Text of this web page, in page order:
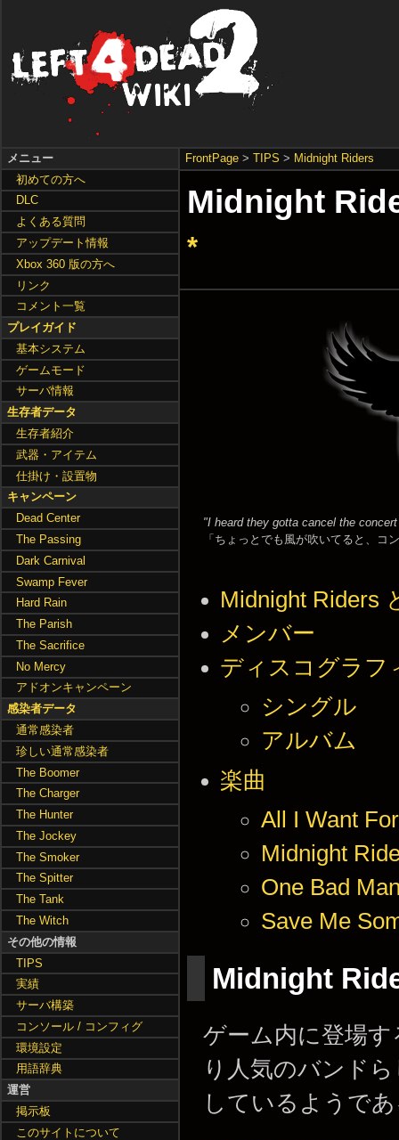
FrontPage >TIPS > Midnight Riders
Midnight
*
"I heard they gotta cancel the
「ちょっとでも風が吹いてると、コ
Midnight Riders
メンバー
ディスコグラフ
シングル
アルバム
楽曲
All I Want
Midnight
One Bad
Save Me
Midnight
ゲーム内に登場
り人気のバンド
しているようで
メニュー
初めての方へ
DLC
よくある質問
アップデート情報
Xbox 360 版の方へ
リンク
コメント一覧
プレイガイド
基本システム
ゲームモード
サーバ情報
生存者データ
生存者紹介
武器・アイテム
仕掛け・設置物
キャンペーン
Dead Center
The Passing
Dark Carnival
Swamp Fever
Hard Rain
The Parish
The Sacrifice
No Mercy
アドオンキャンペーン
感染者データ
通常感染者
珍しい通常感染者
The Boomer
The Charger
The Hunter
The Jockey
The Smoker
The Spitter
The Tank
The Witch
その他の情報
TIPS
実績
サーバ構築
コンソール / コンフィグ
環境設定
用語辞典
運営
掲示板
このサイトについて